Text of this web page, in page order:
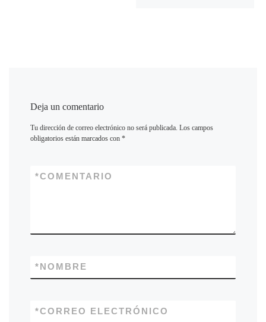
Deja un comentario
Tu dirección de correo electrónico no será publicada. Los campos
obligatorios están marcados con*
COMENTARIO
*
NOMBRE
*
CORREO ELECTRÓNICO
*